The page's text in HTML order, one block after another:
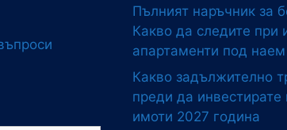
Пълният наръчник за
Какво да следите при
апартаменти под наем
Какво задължително
преди да
имоти 2027 година